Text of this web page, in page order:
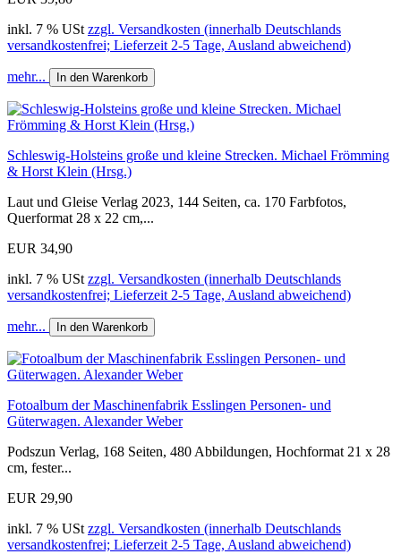
inkl. 7 % USt zzgl. Versandkosten (innerhalb Deutschlands
versandkostenfrei; Lieferzeit 2-5 Tage, Ausland abweichend)
mehr... In den Warenkorb
Schleswig-Holsteins große und kleine Strecken. Michael Frömming
& Horst Klein (Hrsg.)
Laut und Gleise Verlag 2023, 144 Seiten, ca. 170 Farbfotos,
Querformat 28 x 22 cm,...
EUR 34,90
inkl. 7 % USt zzgl. Versandkosten (innerhalb Deutschlands
versandkostenfrei; Lieferzeit 2-5 Tage, Ausland abweichend)
mehr... In den Warenkorb
Fotoalbum der Maschinenfabrik Esslingen Personen- und
Güterwagen. Alexander Weber
Podszun Verlag, 168 Seiten, 480 Abbildungen, Hochformat 21 x 28
cm, fester...
EUR 29,90
inkl. 7 % USt zzgl. Versandkosten (innerhalb Deutschlands
versandkostenfrei; Lieferzeit 2-5 Tage, Ausland abweichend)